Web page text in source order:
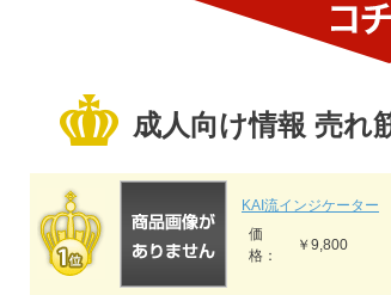
成人向け情報 売れ
KAI流インジケーター
価
格：
￥9,800